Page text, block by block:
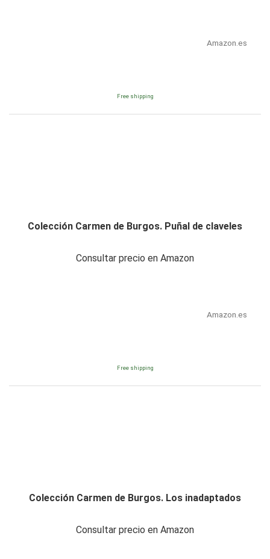
Amazon.es
Free shipping
Colección Carmen de Burgos. Puñal de claveles
Consultar precio en Amazon
Amazon.es
Free shipping
Colección Carmen de Burgos. Los inadaptados
Consultar precio en Amazon